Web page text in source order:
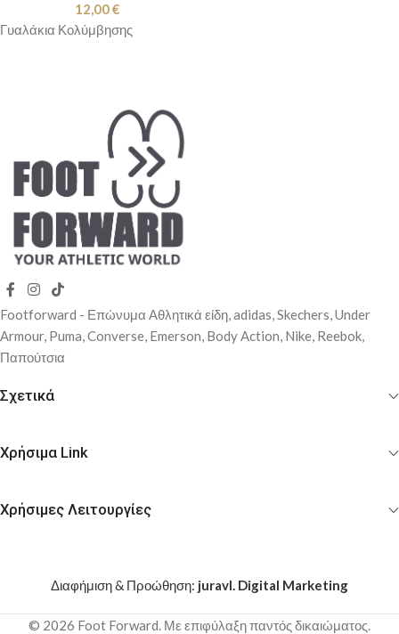
12,00€
Γυαλάκια Κολύμβησης
Footforward - Επώνυμα Αθλητικά είδη, adidas, Skechers, Under
Αrmour, Puma, Converse, Emerson, Body Action, Nike, Reebok,
Παπούτσια
Σχετικά
Χρήσιμα Link
Χρήσιμες Λειτουργίες
Διαφήμιση & Προώθηση: juravl. Digital Marketing
© 2026 Foot Forward. Με επιφύλαξη παντός δικαιώματος.